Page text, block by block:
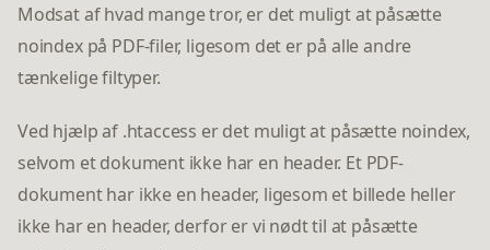
Modsat af hvad mange tror, er det muligt at påsætte
noindex på PDF-filer, ligesom det er på alle andre
tænkelige filtyper.
Ved hjælp af .htaccess er det muligt at påsætte noindex,
selvom et dokument ikke har en header. Et PDF-
dokument har ikke en header, ligesom et billede heller
ikke har en header, derfor er vi nødt til at påsætte